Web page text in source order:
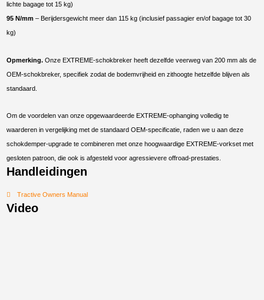
lichte bagage tot 15 kg)
95 N/mm – Berijdersgewicht meer dan 115 kg (inclusief passagier en/of bagage tot 30
kg)
Opmerking.Onze EXTREME-schokbreker heeft dezelfde veerweg van 200 mm als de
OEM-schokbreker, specifiek zodat de bodemvrijheid en zithoogte hetzelfde blijven als
standaard.
Om de voordelen van onze opgewaardeerde EXTREME-ophanging volledig te
waarderen in vergelijking met de standaard OEM-specificatie, raden we u aan deze
schokdemper-upgrade te combineren met onze hoogwaardige EXTREME-vorkset met
gesloten patroon, die ook is afgesteld voor agressievere offroad-prestaties.
Handleidingen
Tractive Owners Manual
Video